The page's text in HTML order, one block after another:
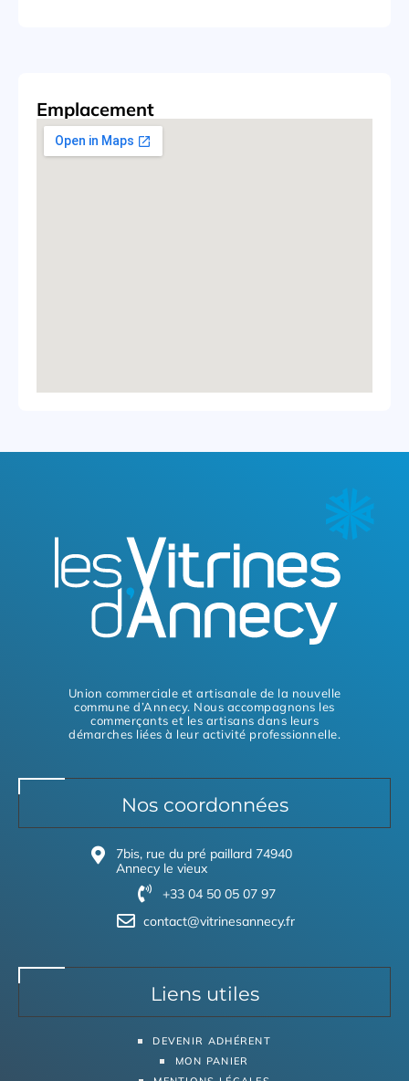
Emplacement
Union commerciale et artisanale de la nouvelle
commune d’Annecy. Nous accompagnons les
commerçants et les artisans dans leurs
démarches liées à leur activité professionnelle.
Nos coordonnées
7bis, rue du pré paillard 74940
Annecy le vieux
+33 04 50 05 07 97
contact@vitrinesannecy.fr
Liens utiles
DEVENIR ADHÉRENT
MON PANIER